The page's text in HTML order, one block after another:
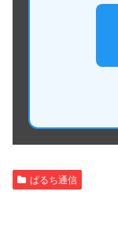
ぱるち通信